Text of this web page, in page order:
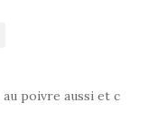
au poivre aussi et c